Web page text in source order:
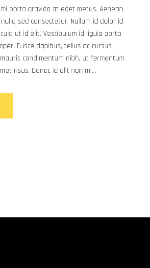
porta gravida at eget metus. Aenean
sed consectetur. Nullam id dolor id
ut id elit. Vestibulum id ligula porta
Fusce dapibus, tellus ac cursus
condimentum nibh, ut fermentum
risus. Donec id elit non mi...